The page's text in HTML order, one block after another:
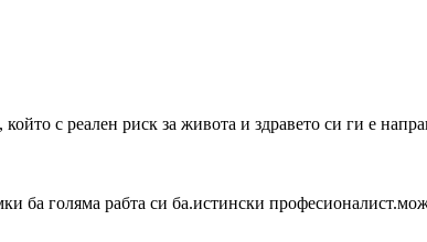
с реален риск за живота и здравето си ги е
ба голяма рабта си ба.истински